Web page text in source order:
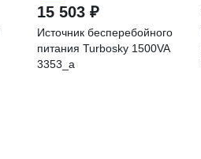
15 503 ₽
Источник бесперебойного
питания Turbosky 1500VA
3353_a